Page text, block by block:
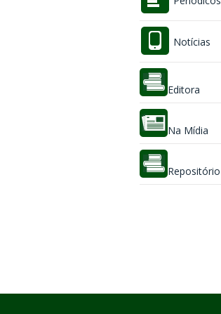
Notícias
Editora
Na Mídia
Repositório